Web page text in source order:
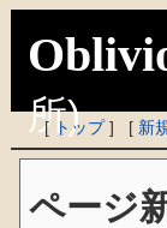
所)
[ トップ] [ 新
ページ